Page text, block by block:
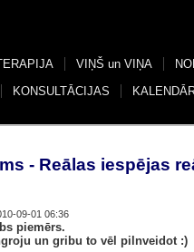
VIŅŠ un VIŅA
KONSULTĀCIJAS
- Reālas iespējas
09-01 06:36
piemērs.
un gribu to vēl pilnveidot :)